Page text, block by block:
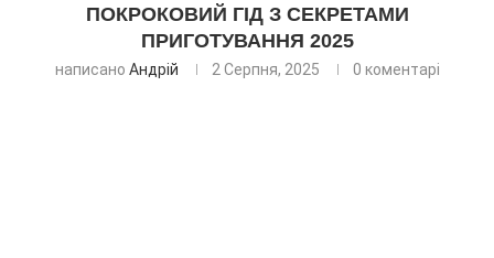
ПОКРОКОВИЙ ГІД З СЕКРЕТАМИ
ПРИГОТУВАННЯ 2025
написано Андрій 2 Серпня, 2025 0 коментарі